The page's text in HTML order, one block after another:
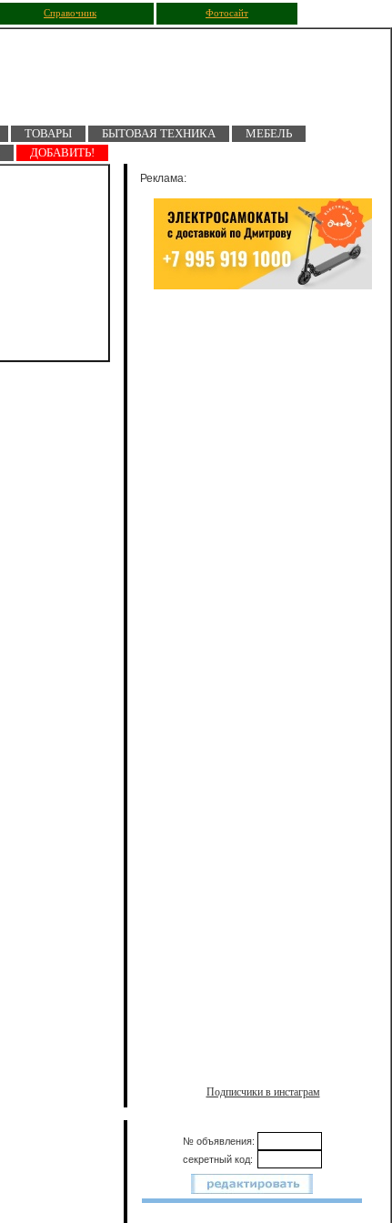
Справочник Фотосайт
ТОВАРЫ БЫТОВАЯ ТЕХНИКА
МЕБЕЛЬ
ДОБАВИТЬ!
Реклама:
Подписчики в инстаграм
№ объявления:
секретный код: